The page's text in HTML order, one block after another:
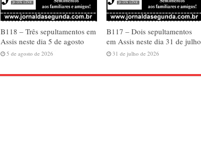
B118 – Três sepultamentos em
Assis neste dia 5 de agosto
5 de agosto de 2026
B117 – Dois sepultamentos
em Assis neste dia 31 de julho
31 de julho de 2026